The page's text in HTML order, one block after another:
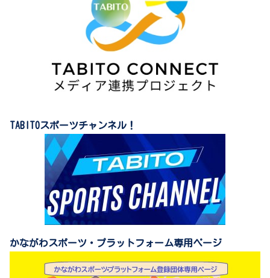
TABITOスポーツチャンネル！
かながわスポーツ・プラットフォーム専用ページ